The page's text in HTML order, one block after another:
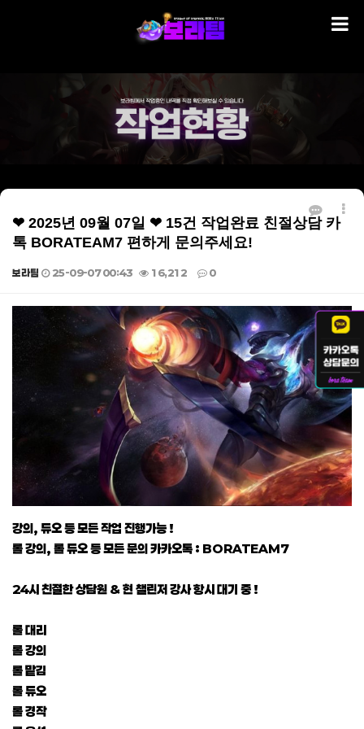
❤ 2025년 09월 07일 ❤ 15건 작업완료 친절상담 카
톡 BORATEAM7 편하게 문의주세요!
보라팀 25-09-07 00:43 16,212 0
강의, 듀오 등 모든 작업 진행가능 !
롤 강의, 롤 듀오 등 모든 문의 카카오톡 : BORATEAM7
24시 친절한 상담원 & 현 챌린저 강사 항시 대기 중 !
롤 대리
롤 강의
롤 맡김
롤 듀오
롤 경작